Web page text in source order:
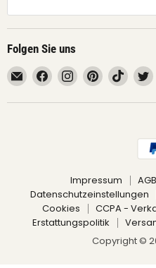
Folgen Sie uns
Email
fruimundo
Finden
Sie
uns
Finden
Sie
uns
Finden
Sie
uns
Pinterest
Sie
uns
Impressum AGB
Datenschutzeinstellungen
Cookies
CCPA -
Erstattungspolitik
Copyright ©